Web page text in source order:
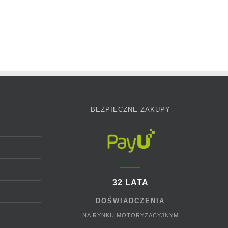
BEZPIECZNE ZAKUPY
32 LATA
DOŚWIADCZENIA
NA RYNKU MOTORYZACYJNYM